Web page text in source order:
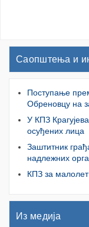
Саопштења и
Поступање
Обреновцу на
У КПЗ
осуђених лица
Заштитник
надлежних
КПЗ за
Из медија